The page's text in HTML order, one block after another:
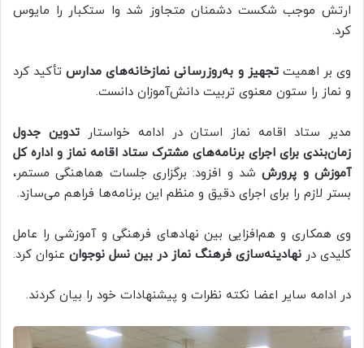
ارتش موجب شکست دشمنان متجاوز شد وا ستکبار را مایوس
کرد.
وی بر اهمیتتجهیز و به‌روزرسانی نمازخانه‌های مدارستأکید کرد
و نماز را ستون معنوی تربیت دانش‌آموزان دانست.
مدیر ستاد اقامه نماز استان در ادامه خواستار
تدوین جدول
زمان‌بندی برای اجرای برنامه‌های مشترک ستاد اقامه نماز و اداره کل
آموزش و پرورششد و افزود: برگزاری جلسات هماهنگی مستمر،
بستر لازم را برای اجرای دقیق و منظم این برنامه‌ها فراهم می‌سازد.
وی همکاری و هم‌افزایی بین نهادهای فرهنگی و آموزشی را عامل
کلیدی در نهادینه‌سازی فرهنگ نماز در بین نسل نوجوان عنوان کرد.
در ادامه سایر اعضا نکته نظرات و پیشنهادات خود را بیان کردند.